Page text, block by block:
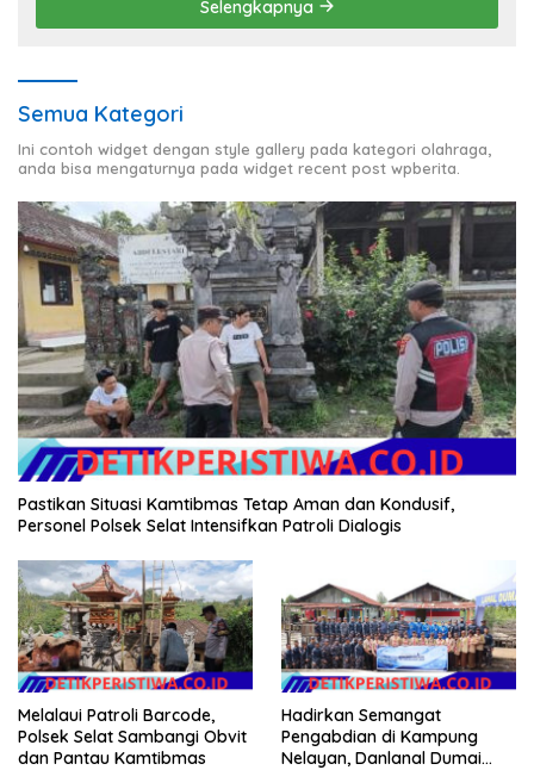
Selengkapnya
Semua Kategori
Ini contoh widget dengan style gallery pada kategori olahraga,
anda bisa mengaturnya pada widget recent post wpberita.
Pastikan Situasi Kamtibmas Tetap Aman dan Kondusif,
Personel Polsek Selat Intensifkan Patroli Dialogis
Melalaui Patroli Barcode,
Polsek Selat Sambangi Obvit
dan Pantau Kamtibmas
Hadirkan Semangat
Pengabdian di Kampung
Nelayan, Danlanal Dumai